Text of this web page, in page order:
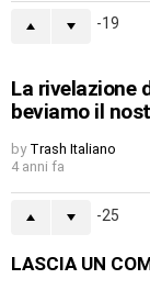
-19
La rivelazione
beviamo il
by Trash Italiano
4 anni fa
-25
LASCIA UN